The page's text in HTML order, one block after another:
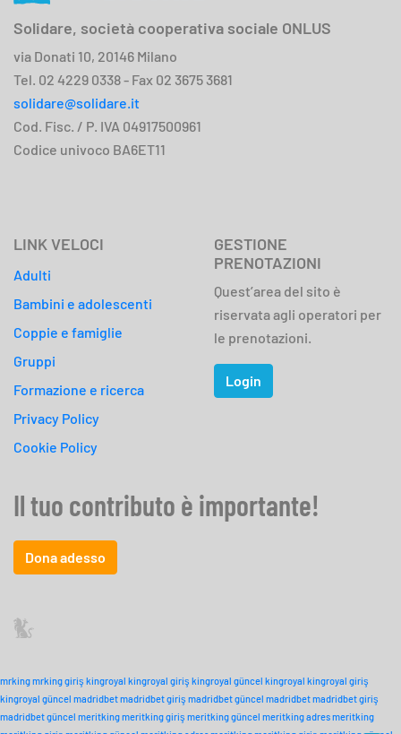
Solidare, società cooperativa sociale ONLUS
via Donati 10, 20146 Milano
Tel. 02 4229 0338 - Fax 02 3675 3681
solidare@solidare.it
Cod. Fisc. / P. IVA 04917500961
Codice univoco BA6ET11
LINK VELOCI
Adulti
Bambini e adolescenti
Coppie e famiglie
Gruppi
Formazione e ricerca
Privacy Policy
Cookie Policy
GESTIONE
PRENOTAZIONI
Quest’area del sito è
riservata agli operatori per
le prenotazioni.
Login
Il tuo contributo è importante!
Dona adesso
mrkingmrking giriş kingroyal kingroyal giriş kingroyal güncel kingroyal kingroyal giriş
kingroyal güncel madridbetmadridbet giriş madridbet güncel madridbetmadridbet giriş
madridbet güncel meritkingmeritking giriş meritking güncel meritking adresmeritking